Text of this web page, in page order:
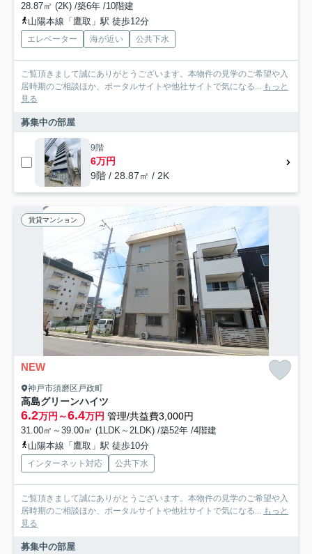
28.87㎡ (2K) /築6年 /10階建
山陽本線「鷹取」駅 徒歩12分
エレベーター 海が近い 公共下水
ご覧頂きまして誠にありがとうございます。本物件の見学のご希望や入
居時期のご相談ほか、ポータルサイトや他社サイトで気になる... もっと
見る
募集中の部屋
9階
6万円
9階 / 28.87㎡ / 2K
賃貸マンション
NEW
神戸市須磨区戸政町
高島グリーンハイツ
6.2万円～6.4万円 管理/共益費3,000円
31.00㎡～39.00㎡ (1LDK～2LDK) /築52年 /4階建
山陽本線「鷹取」駅 徒歩10分
インターネット対応 公共下水
ご覧頂きまして誠にありがとうございます。本物件の見学のご希望や入
居時期のご相談ほか、ポータルサイトや他社サイトで気になる... もっと
見る
募集中の部屋